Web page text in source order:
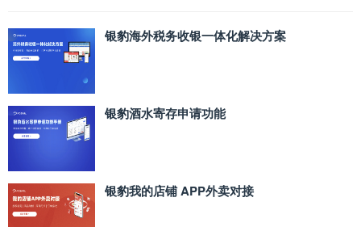
银豹海外税务收银一体化解决方案
银豹酒水寄存申请功能
银豹我的店铺 APP外卖对接